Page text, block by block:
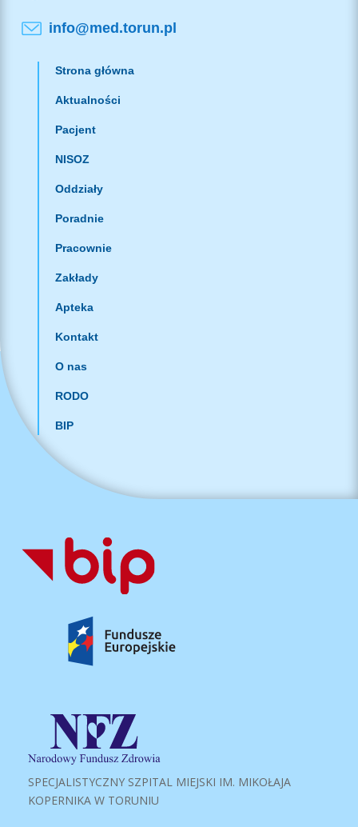
info@med.torun.pl
Strona główna
Aktualności
Pacjent
NISOZ
Oddziały
Poradnie
Pracownie
Zakłady
Apteka
Kontakt
O nas
RODO
BIP
SPECJALISTYCZNY SZPITAL MIEJSKI IM. MIKOŁAJA
KOPERNIKA W TORUNIU